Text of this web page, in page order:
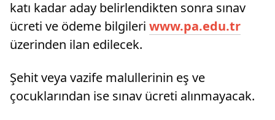
katı kadar aday belirlendikten sonra sınav
ücreti ve ödeme bilgileri www.pa.edu.tr
üzerinden ilan edilecek.
Şehit veya vazife malullerinin eş ve
çocuklarından ise sınav ücreti alınmayacak.